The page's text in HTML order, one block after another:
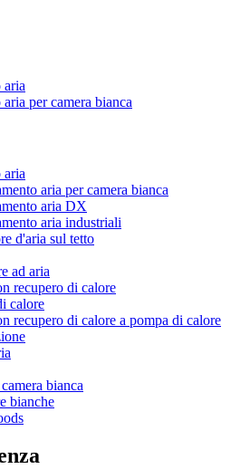
aria
per camera bianca
aria
aria per camera bianca
aria DX
aria industriali
d'aria sul tetto
ad aria
recupero di calore
calore
recupero di calore a pompa di calore
bianca
bianche